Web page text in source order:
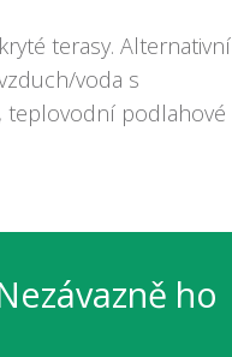
terasy. Alternativní
voda s
teplovodní podlahové
ho